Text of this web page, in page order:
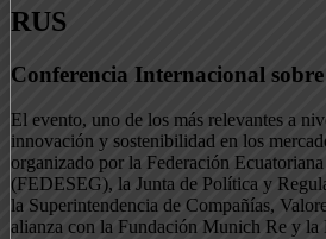
RUS
Conferencia Internacional
El evento, uno de los más relevantes a
innovación y sostenibilidad en los
organizado por la Federación
(FEDESEG), la Junta de Política y
la Superintendencia de Compañías,
alianza con la Fundación Munich Re y